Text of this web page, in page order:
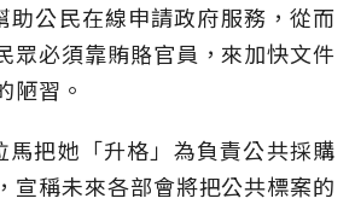
公民在線申請政府服務，從而
眾必須靠賄賂官員，來加快文件
陋習。
馬把她「升格」為負責公共採購
宣稱未來各部會將把公共標案的